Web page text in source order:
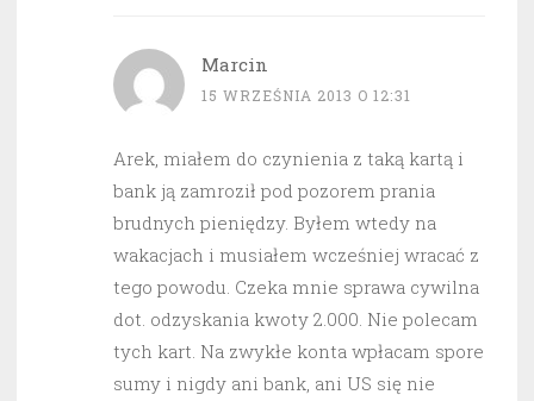
Marcin
15 WRZEŚNIA 2013 O 12:31
Arek, miałem do czynienia z taką kartą i
bank ją zamroził pod pozorem prania
brudnych pieniędzy. Byłem wtedy na
wakacjach i musiałem wcześniej wracać z
tego powodu. Czeka mnie sprawa cywilna
dot. odzyskania kwoty 2.000. Nie polecam
tych kart. Na zwykłe konta wpłacam spore
sumy i nigdy ani bank, ani US się nie